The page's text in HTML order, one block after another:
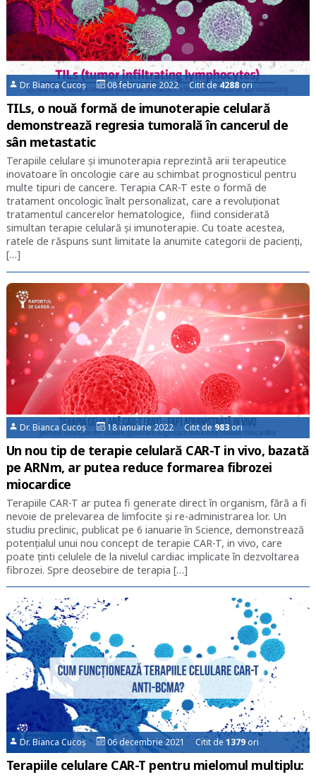
Dr. Bianca Cucoș 08 februarie 2022 Citit de4288ori
TILs, o nouă formă de imunoterapie celulară
demonstrează regresia tumorală în cancerul de
sân metastatic
Terapiile celulare și imunoterapia reprezintă arii terapeutice
inovatoare în oncologie care au schimbat prognosticul pentru
multe tipuri de cancere. Terapia CAR-T este o formă de
tratament oncologic înalt personalizat, care a revoluționat
tratamentul cancerelor hematologice, fiind considerată
simultan terapie celulară și imunoterapie. Cu toate acestea,
ratele de răspuns sunt limitate la anumite categorii de pacienți,
[…]
Dr. Bianca Cucoș 18 ianuarie 2022 Citit de983ori
Un nou tip de terapie celulară CAR-T in vivo, bazată
pe ARNm, ar putea reduce formarea fibrozei
miocardice
Terapiile CAR-T ar putea fi generate direct în organism, fără a fi
nevoie de prelevarea de limfocite și re-administrarea lor. Un
studiu preclinic, publicat pe 6 ianuarie în Science, demonstrează
potențialul unui nou concept de terapie CAR-T, in vivo, care
poate ținti celulele de la nivelul cardiac implicate în dezvoltarea
fibrozei. Spre deosebire de terapia […]
Dr. Bianca Cucoș 06 decembrie 2021 Citit de1379ori
Terapiile celulare CAR-T pentru mielomul multiplu: